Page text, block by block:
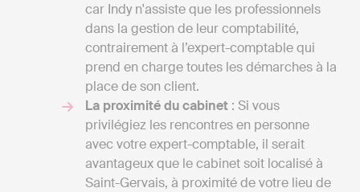
car Indy n'assiste que les professionnels
dans la gestion de leur comptabilité,
contrairement à l’expert-comptable qui
prend en charge toutes les démarches à la
place de son client.
La proximité du cabinet : Si vous
privilégiez les rencontres en personne
avec votre expert-comptable, il serait
avantageux que le cabinet soit localisé à
Saint-Gervais, à proximité de votre lieu de